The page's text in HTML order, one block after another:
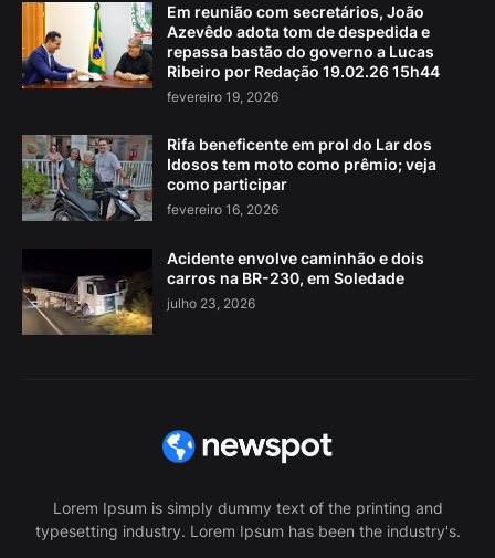
Em reunião com secretários, João
Azevêdo adota tom de despedida e
repassa bastão do governo a Lucas
Ribeiro por Redação 19.02.26 15h44
fevereiro 19, 2026
Rifa beneficente em prol do Lar dos
Idosos tem moto como prêmio; veja
como participar
fevereiro 16, 2026
Acidente envolve caminhão e dois
carros na BR-230, em Soledade
julho 23, 2026
Lorem Ipsum is simply dummy text of the printing and
typesetting industry. Lorem Ipsum has been the industry's.